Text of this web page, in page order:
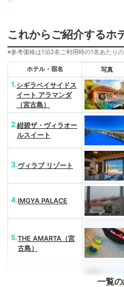
これからご紹介するホ
※参考価格は1泊2名ご利用時の1名あたり
ホテル・宿名 写真
1.シギラベイサイドス
イート アラマンダ
（宮古島）
2.紺碧ザ・ヴィラオー
ルスイート
3.ヴィラブ リゾート
4.IMGYA PALACE
5.THE AMARTA（宮
古島）
一覧